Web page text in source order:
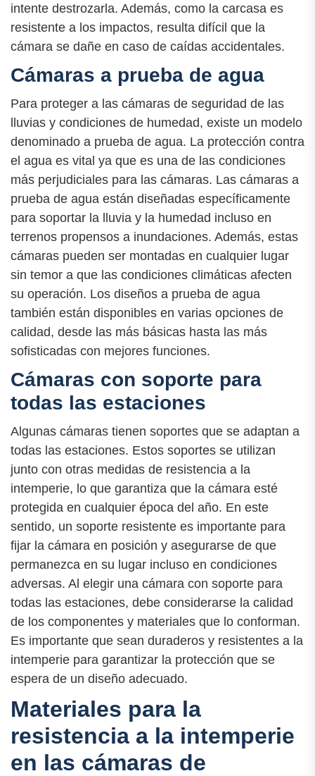
intente destrozarla. Además, como la carcasa es
resistente a los impactos, resulta difícil que la
cámara se dañe en caso de caídas accidentales.
Cámaras a prueba de agua
Para proteger a las cámaras de seguridad de las
lluvias y condiciones de humedad, existe un modelo
denominado a prueba de agua. La protección contra
el agua es vital ya que es una de las condiciones
más perjudiciales para las cámaras. Las cámaras a
prueba de agua están diseñadas específicamente
para soportar la lluvia y la humedad incluso en
terrenos propensos a inundaciones. Además, estas
cámaras pueden ser montadas en cualquier lugar
sin temor a que las condiciones climáticas afecten
su operación. Los diseños a prueba de agua
también están disponibles en varias opciones de
calidad, desde las más básicas hasta las más
sofisticadas con mejores funciones.
Cámaras con soporte para
todas las estaciones
Algunas cámaras tienen soportes que se adaptan a
todas las estaciones. Estos soportes se utilizan
junto con otras medidas de resistencia a la
intemperie, lo que garantiza que la cámara esté
protegida en cualquier época del año. En este
sentido, un soporte resistente es importante para
fijar la cámara en posición y asegurarse de que
permanezca en su lugar incluso en condiciones
adversas. Al elegir una cámara con soporte para
todas las estaciones, debe considerarse la calidad
de los componentes y materiales que lo conforman.
Es importante que sean duraderos y resistentes a la
intemperie para garantizar la protección que se
espera de un diseño adecuado.
Materiales para la
resistencia a la intemperie
en las cámaras de